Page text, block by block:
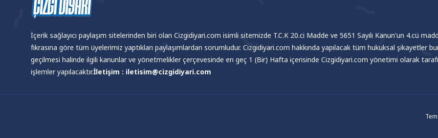
İçerik sağlayıcı paylaşım sitelerinden biri olan Cizgidiyari.com isimli sitemizde T.C.K 20.ci Madde ve 5651 Sayılı Kanun'un 4.cü
fıkrasına göre tüm üyelerimiz yaptıkları paylaşımlardan sorumludur. Cizgidiyari.com hakkında yapılacak tüm hukuksal şikayetler
geçilmesi halinde ilgili kanunlar ve yönetmelikler çerçevesinde en geç 1 (Bir) Hafta içerisinde Cizgidiyari.com yönetimi olarak
işlemler yapılacaktır.İletişim : iletisim@cizgidiyari.com